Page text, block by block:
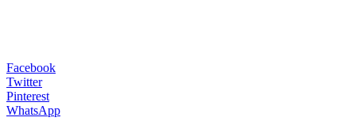
Facebook
Twitter
Pinterest
WhatsApp